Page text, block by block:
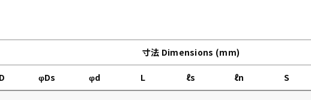
寸法 Dimensions (mm)
φDs φd L ℓs ℓn S